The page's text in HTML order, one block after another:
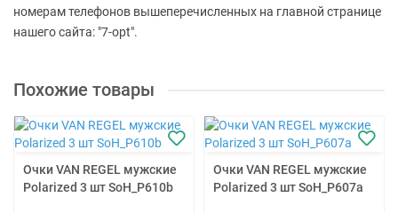
номерам телефонов вышеперечисленных на главной странице
нашего сайта: "7-opt".
Похожие товары
Очки VAN REGEL мужские
Polarized 3 шт SoH_P610b
Очки VAN REGEL мужские
Polarized 3 шт SoH_P607a